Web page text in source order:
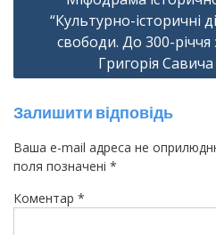
“Культурно-історичні
свободи. До 300-
Григорія
Залишити відповідь
Ваша e-mail адреса не
поля позначені *
Коментар *